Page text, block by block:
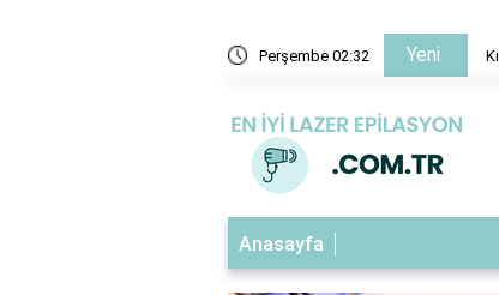
Perşembe 02:32 Yeni
Anasayfa